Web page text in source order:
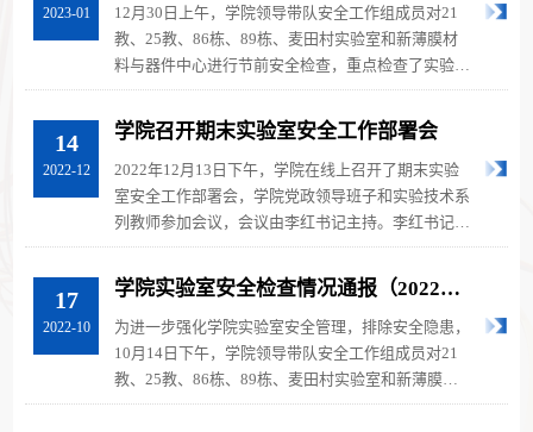
2023-01
12月30日上午，学院领导带队安全工作组成员对21
教、25教、86栋、89栋、麦田村实验室和新薄膜材
料与器件中心进行节前安全检查，重点检查了实验室
卫生、废弃物处置、气瓶、电线、易...
14
2022-12
学院召开期末实验室安全工作部署会
2022年12月13日下午，学院在线上召开了期末实验
室安全工作部署会，学院党政领导班子和实验技术系
列教师参加会议，会议由李红书记主持。李红书记首
先传达了学校秋冬季节暨期末实验...
17
2022-10
学院实验室安全检查情况通报（2022年
10月）
为进一步强化学院实验室安全管理，排除安全隐患，
10月14日下午，学院领导带队安全工作组成员对21
教、25教、86栋、89栋、麦田村实验室和新薄膜材
料与器件中心进行每月例行安全检查...